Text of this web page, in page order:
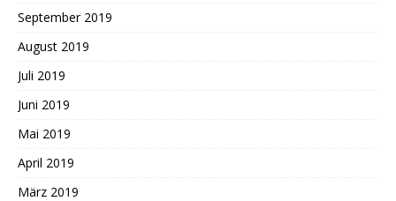
September 2019
August 2019
Juli 2019
Juni 2019
Mai 2019
April 2019
März 2019